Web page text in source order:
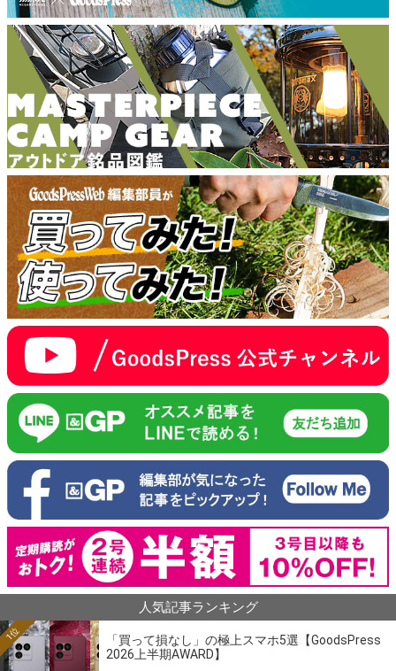
人気記事ランキング
「買って損なし」の極上スマホ5選【GoodsPress
2026上半期AWARD】
1位